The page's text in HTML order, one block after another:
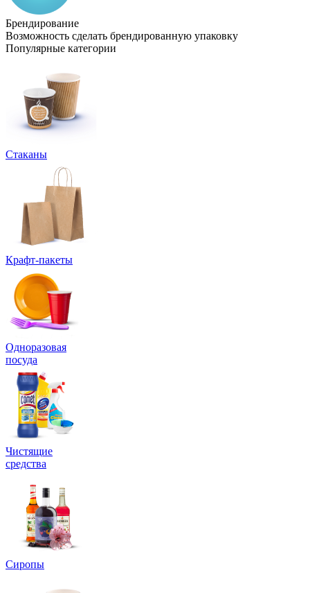
Брендирование
Возможность сделать брендированную упаковку
Популярные категории
Стаканы
Крафт-пакеты
Одноразовая
посуда
Чистящие
средства
Сиропы